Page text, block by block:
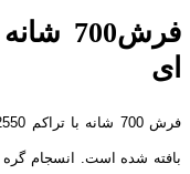
ای
بافته شده است. انسجام